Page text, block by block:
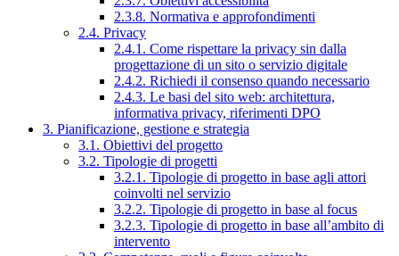
2.3.8. Normativa e approfondimenti
2.4. Privacy
2.4.1. Come rispettare la privacy sin dalla
progettazione di un sito o servizio digitale
2.4.2. Richiedi il consenso quando necessario
2.4.3. Le basi del sito web: architettura,
informativa privacy, riferimenti DPO
3. Pianificazione, gestione e strategia
3.1. Obiettivi del progetto
3.2. Tipologie di progetti
3.2.1. Tipologie di progetto in base agli attori
coinvolti nel servizio
3.2.2. Tipologie di progetto in base al focus
3.2.3. Tipologie di progetto in base all’ambito di
intervento